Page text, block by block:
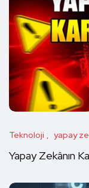
Teknoloji yapay
Yapay Zekânın